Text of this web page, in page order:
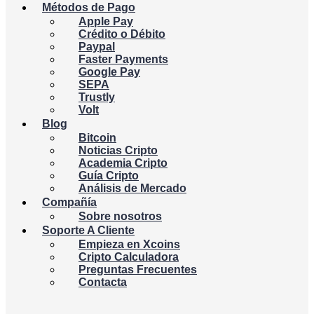
Métodos de Pago
Apple Pay
Crédito o Débito
Paypal
Faster Payments
Google Pay
SEPA
Trustly
Volt
Blog
Bitcoin
Noticias Cripto
Academia Cripto
Guía Cripto
Análisis de Mercado
Compañía
Sobre nosotros
Soporte A Cliente
Empieza en Xcoins
Cripto Calculadora
Preguntas Frecuentes
Contacta